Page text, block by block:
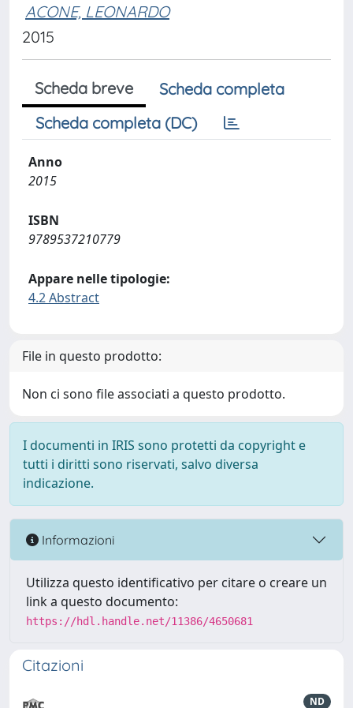
ACONE, LEONARDO
2015
Scheda breve
Scheda completa
Scheda completa (DC)
Anno
2015
ISBN
9789537210779
Appare nelle tipologie:
4.2 Abstract
File in questo prodotto:
Non ci sono file associati a questo prodotto.
I documenti in IRIS sono protetti da copyright e
tutti i diritti sono riservati, salvo diversa
indicazione.
Informazioni
Utilizza questo identificativo per citare o creare un
link a questo documento:
https://hdl.handle.net/11386/4650681
Citazioni
ND